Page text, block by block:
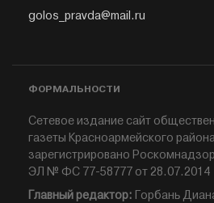
golos_pravda@mail.ru
ФОРМАЛЬНОСТИ
Сетевое издание сайт
газеты Красноармейского
зарегистрировано
ЭЛ № ФС 77-58777 от 28.07.2014
Главный редактор: Горбань